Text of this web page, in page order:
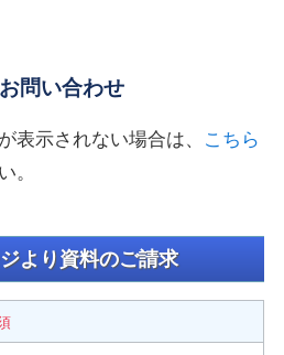
問い合わせ
表示されない場合は、
こちら
。